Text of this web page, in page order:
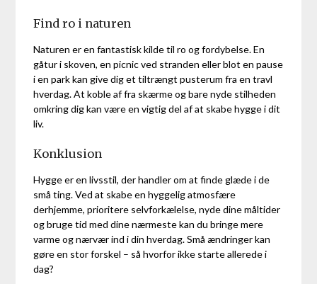
Find ro i naturen
Naturen er en fantastisk kilde til ro og fordybelse. En
gåtur i skoven, en picnic ved stranden eller blot en pause
i en park kan give dig et tiltrængt pusterum fra en travl
hverdag. At koble af fra skærme og bare nyde stilheden
omkring dig kan være en vigtig del af at skabe hygge i dit
liv.
Konklusion
Hygge er en livsstil, der handler om at finde glæde i de
små ting. Ved at skabe en hyggelig atmosfære
derhjemme, prioritere selvforkælelse, nyde dine måltider
og bruge tid med dine nærmeste kan du bringe mere
varme og nærvær ind i din hverdag. Små ændringer kan
gøre en stor forskel – så hvorfor ikke starte allerede i
dag?